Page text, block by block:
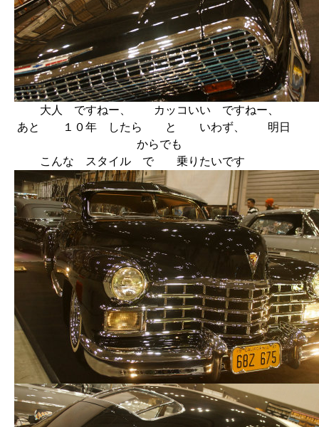
大人 ですねー、 カッコいい ですねー、
あと １０年 したら と いわず、 明日
からでも
こんな スタイル で 乗りたいです